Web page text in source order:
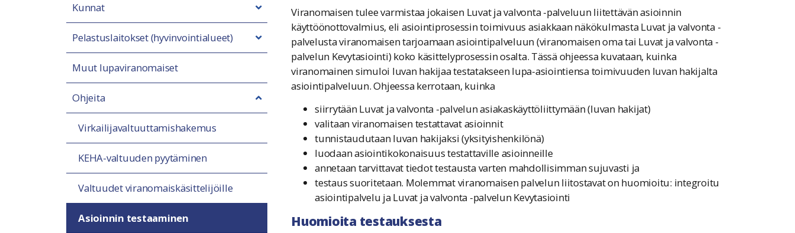
Kunnat
Pelastuslaitokset (hyvinvointialueet)
Muut lupaviranomaiset
Ohjeita
Virkailijavaltuuttamishakemus
KEHA-valtuuden pyytäminen
Valtuudet viranomais­käsittelijöille
Asioinnin testaaminen
Viranomaisen tulee varmistaa jokaisen Luvat ja valvonta -palveluun liitettävän asioinnin
käyttöönottovalmius, eli asiointiprosessin toimivuus asiakkaan näkökulmasta Luvat ja valvonta -
palvelusta viranomaisen tarjoamaan asiointipalveluun (viranomaisen oma tai Luvat ja valvonta -
palvelun Kevytasiointi) koko käsittelyprosessin osalta. Tässä ohjeessa kuvataan, kuinka
viranomainen simuloi luvan hakijaa testatakseen lupa-asiointiensa toimivuuden luvan hakijalta
asiointipalveluun. Ohjeessa kerrotaan, kuinka
siirrytään Luvat ja valvonta -palvelun asiakaskäyttöliittymään (luvan hakijat)
valitaan viranomaisen testattavat asioinnit
tunnistaudutaan luvan hakijaksi (yksityishenkilönä)
luodaan asiointikokonaisuus testattaville asioinneille
annetaan tarvittavat tiedot testausta varten mahdollisimman sujuvasti ja
testaus suoritetaan. Molemmat viranomaisen palvelun liitostavat on huomioitu: integroitu
asiointipalvelu ja Luvat ja valvonta -palvelun Kevytasiointi
Huomioita testauksesta